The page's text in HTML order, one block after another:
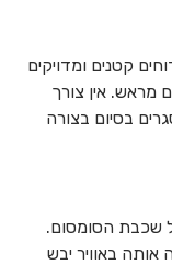
קטנים ומדויקים
מראש. אין צורך
בסיום בצורה
שכבת הסומסום.
באוויר יבש